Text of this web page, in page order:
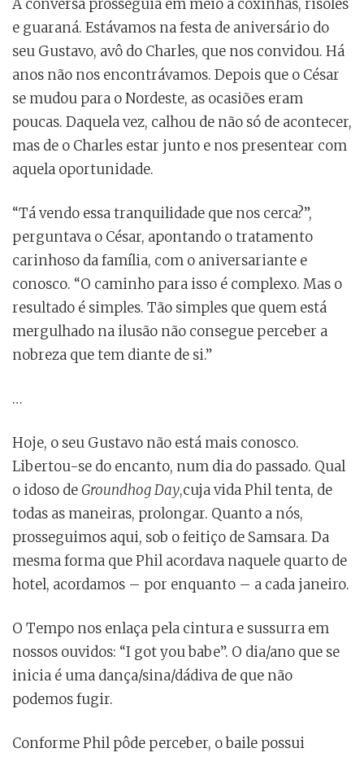
A conversa prosseguia em meio a coxinhas, risoles
e guaraná. Estávamos na festa de aniversário do
seu Gustavo, avô do Charles, que nos convidou. Há
anos não nos encontrávamos. Depois que o César
se mudou para o Nordeste, as ocasiões eram
poucas. Daquela vez, calhou de não só de acontecer,
mas de o Charles estar junto e nos presentear com
aquela oportunidade.
“Tá vendo essa tranquilidade que nos cerca?”,
perguntava o César, apontando o tratamento
carinhoso da família, com o aniversariante e
conosco. “O caminho para isso é complexo. Mas o
resultado é simples. Tão simples que quem está
mergulhado na ilusão não consegue perceber a
nobreza que tem diante de si.”
…
Hoje, o seu Gustavo não está mais conosco.
Libertou-se do encanto, num dia do passado. Qual
o idoso deGroundhog Day,cuja vida Phil tenta, de
todas as maneiras, prolongar. Quanto a nós,
prosseguimos aqui, sob o feitiço de Samsara. Da
mesma forma que Phil acordava naquele quarto de
hotel, acordamos – por enquanto – a cada janeiro.
O Tempo nos enlaça pela cintura e sussurra em
nossos ouvidos: “I got you babe”. O dia/ano que se
inicia é uma dança/sina/dádiva de que não
podemos fugir.
Conforme Phil pôde perceber, o baile possui